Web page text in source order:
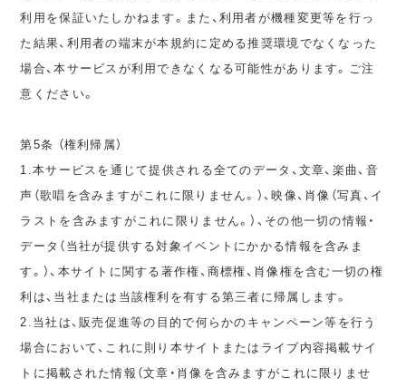
利用を保証いたしかねます。また、利用者が機種変更等を行っ
た結果、利用者の端末が本規約に定める推奨環境でなくなった
場合、本サービスが利用できなくなる可能性があります。ご注
意ください。
第5条 （権利帰属）
1.本サービスを通じて提供される全てのデータ、文章、楽曲、音
声（歌唱を含みますがこれに限りません。）、映像、肖像（写真、イ
ラストを含みますがこれに限りません。）、その他一切の情報・
データ（当社が提供する対象イベントにかかる情報を含みま
す。）、本サイトに関する著作権、商標権、肖像権を含む一切の権
利は、当社または当該権利を有する第三者に帰属します。
2.当社は、販売促進等の目的で何らかのキャンペーン等を行う
場合において、これに則り本サイトまたはライブ内容掲載サイ
トに掲載された情報（文章・肖像を含みますがこれに限りませ